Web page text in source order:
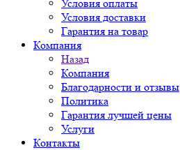
Условия оплаты
Условия доставки
Гарантия на товар
Компания
Назад
Компания
Благодарности и отзывы
Политика
Гарантия лучшей цены
Услуги
Контакты